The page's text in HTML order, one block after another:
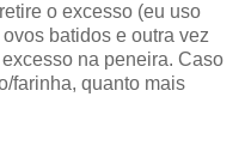
o excesso (eu uso
batidos e outra vez
na peneira. Caso
farinha, quanto mais